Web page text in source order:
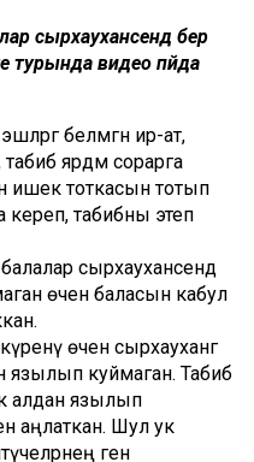
сырхауханәсендә бер
видео пәйда
белмәгән ир-ат,
ярдәм сорарга
тоткасын тотып
кереп, табибны этеп
балалар сырхауханәсендә
өчен баласын кабул
өчен сырхауханәгә
язылып куймаган. Табиб
алдан язылып
аңлаткан. Шул ук
генә